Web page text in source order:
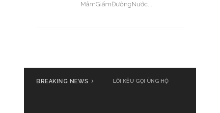
MắmGiấmĐườngNước
BREAKING NEWS LỜI KÊU GỌI ỦNG HỘ